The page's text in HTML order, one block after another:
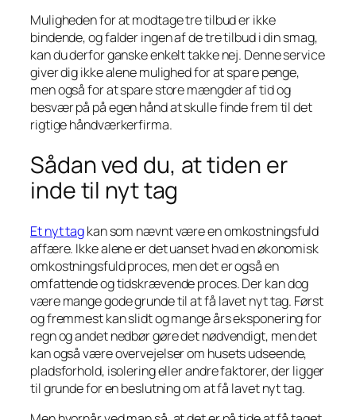
Muligheden for at modtage tre tilbud er ikke
bindende, og falder ingen af de tre tilbud i din smag,
kan du derfor ganske enkelt takke nej. Denne service
giver dig ikke alene mulighed for at spare penge,
men også for at spare store mængder af tid og
besvær på på egen hånd at skulle finde frem til det
rigtige håndværkerfirma.
Sådan ved du, at tiden er
inde til nyt tag
Et nyt tagkan som nævnt være en omkostningsfuld
affære. Ikke alene er det uanset hvad en økonomisk
omkostningsfuld proces, men det er også en
omfattende og tidskrævende proces. Der kan dog
være mange gode grunde til at få lavet nyt tag. Først
og fremmest kan slidt og mange års eksponering for
regn og andet nedbør gøre det nødvendigt, men det
kan også være overvejelser om husets udseende,
pladsforhold, isolering eller andre faktorer, der ligger
til grunde for en beslutning om at få lavet nyt tag.